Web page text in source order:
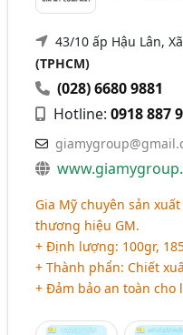
43/10 ấp Hậu Lân,
(TPHCM)
(028) 6680 9881
Hotline:0918 887
Gia Mỹ chuyên sản
thương hiệu GM.
+ Định lượng: 100gr,
+ Thành phẩn: Chiết
+ Đảm bảo an toàn cho